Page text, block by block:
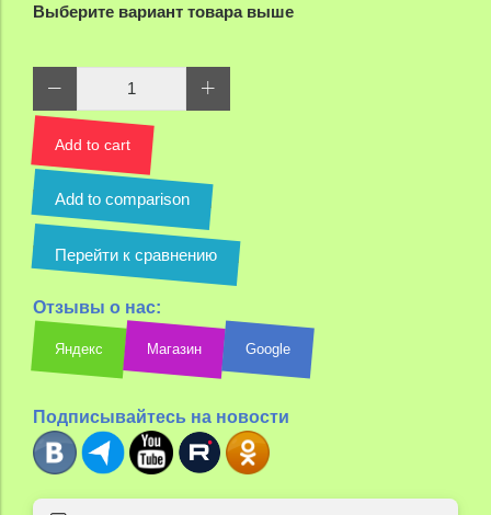
Выберите вариант товара выше
Add to cart
Add to comparison
Перейти к сравнению
Отзывы о нас:
Яндекс Магазин Google
Подписывайтесь на новости